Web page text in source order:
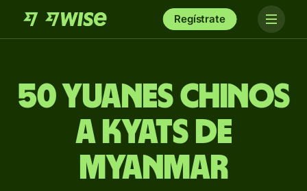
Regístrate
50 yuanes chinos
a kyats de
Myanmar